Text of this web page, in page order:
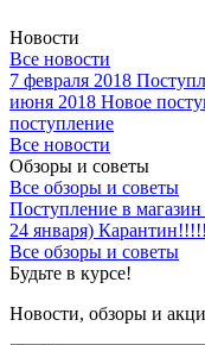
Новости
Все новости
7 февраля 2018
июня 2018 Новое
поступление
Все новости
Обзоры и советы
Все обзоры и советы
Поступление в магазин
24 января)
Все обзоры и советы
Будьте в курсе!
Новости, обзоры и